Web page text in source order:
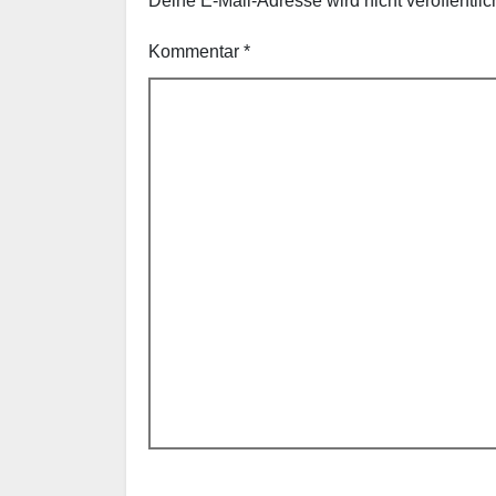
Kommentar *